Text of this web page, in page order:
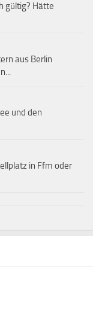
gültig? Hätte
aus Berlin
und den
in Ffm oder